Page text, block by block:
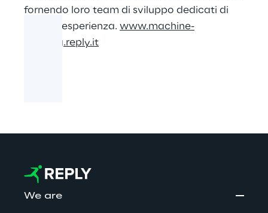
fornendo loro team di sviluppo dedicati di
grande esperienza. www.machine-
learning.reply.it
We are